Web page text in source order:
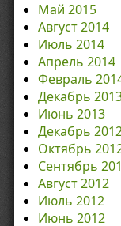
Май 2015
Август 2014
Июль 2014
Апрель 2014
Февраль
Декабрь
Июнь 2013
Декабрь
Октябрь
Сентябрь
Август 2012
Июль 2012
Июнь 2012